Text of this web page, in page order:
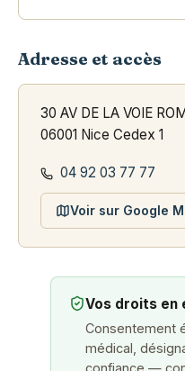
Adresse et accès
30 AV DE LA VOIE
06001 Nice Cedex 1
04 92 03 77 77
Voir sur Google
Vos droits en
Consentement
médical,